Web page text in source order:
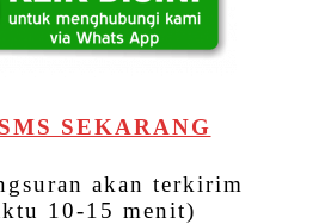
SEKARANG
akan terkirim
10-15 menit)